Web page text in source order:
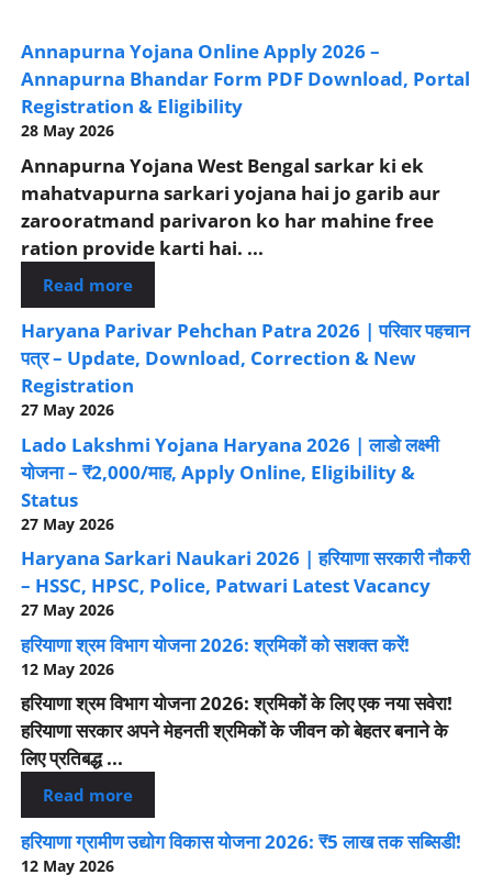
Annapurna Yojana Online Apply 2026 –
Annapurna Bhandar Form PDF Download, Portal
Registration & Eligibility
28 May 2026
Annapurna Yojana West Bengal sarkar ki ek
mahatvapurna sarkari yojana hai jo garib aur
zarooratmand parivaron ko har mahine free
ration provide karti hai. ...
Read more
Haryana Parivar Pehchan Patra 2026 | परिवार पहचान
पत्र – Update, Download, Correction & New
Registration
27 May 2026
Lado Lakshmi Yojana Haryana 2026 | लाडो लक्ष्मी
योजना – ₹2,000/माह, Apply Online, Eligibility &
Status
27 May 2026
Haryana Sarkari Naukari 2026 | हरियाणा सरकारी नौकरी
– HSSC, HPSC, Police, Patwari Latest Vacancy
27 May 2026
हरियाणा श्रम विभाग योजना 2026: श्रमिकों को सशक्त करें!
12 May 2026
हरियाणा श्रम विभाग योजना 2026: श्रमिकों के लिए एक नया सवेरा!
हरियाणा सरकार अपने मेहनती श्रमिकों के जीवन को बेहतर बनाने के
लिए प्रतिबद्ध ...
Read more
हरियाणा ग्रामीण उद्योग विकास योजना 2026: ₹5 लाख तक सब्सिडी!
12 May 2026